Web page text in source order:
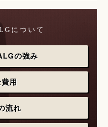
について
の強み
用
流れ